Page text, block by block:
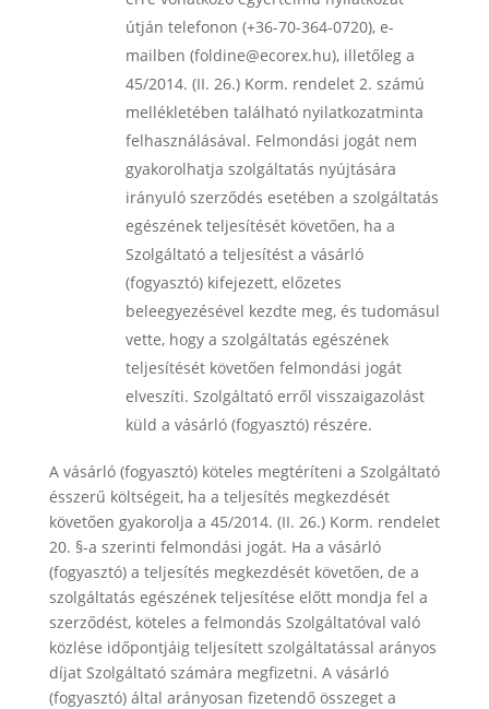
útján telefonon (+36-70-364-0720), e-
mailben (foldine@ecorex.hu), illetőleg a
45/2014. (II. 26.) Korm. rendelet 2. számú
mellékletében található nyilatkozatminta
felhasználásával. Felmondási jogát nem
gyakorolhatja szolgáltatás nyújtására
irányuló szerződés esetében a szolgáltatás
egészének teljesítését követően, ha a
Szolgáltató a teljesítést a vásárló
(fogyasztó) kifejezett, előzetes
beleegyezésével kezdte meg, és tudomásul
vette, hogy a szolgáltatás egészének
teljesítését követően felmondási jogát
elveszíti. Szolgáltató erről visszaigazolást
küld a vásárló (fogyasztó) részére.
A vásárló (fogyasztó) köteles megtéríteni a Szolgáltató
ésszerű költségeit, ha a teljesítés megkezdését
követően gyakorolja a 45/2014. (II. 26.) Korm. rendelet
20. §-a szerinti felmondási jogát. Ha a vásárló
(fogyasztó) a teljesítés megkezdését követően, de a
szolgáltatás egészének teljesítése előtt mondja fel a
szerződést, köteles a felmondás Szolgáltatóval való
közlése időpontjáig teljesített szolgáltatással arányos
díjat Szolgáltató számára megfizetni. A vásárló
(fogyasztó) által arányosan fizetendő összeget a